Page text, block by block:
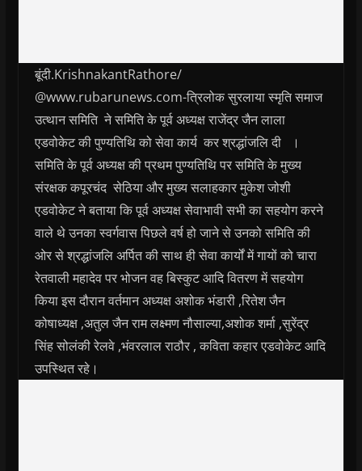
बूंदी.KrishnakantRathore/
@www.rubarunews.com-त्रिलोक सुरलाया स्मृति समाज
उत्थान समिति ने समिति के पूर्व अध्यक्ष राजेंद्र जैन लाला
एडवोकेट की पुण्यतिथि को सेवा कार्य कर श्रद्धांजलि दी ।
समिति के पूर्व अध्यक्ष की प्रथम पुण्यतिथि पर समिति के मुख्य
संरक्षक कपूरचंद सेठिया और मुख्य सलाहकार मुकेश जोशी
एडवोकेट ने बताया कि पूर्व अध्यक्ष सेवाभावी सभी का सहयोग करने
वाले थे उनका स्वर्गवास पिछले वर्ष हो जाने से उनको समिति की
ओर से श्रद्धांजलि अर्पित की साथ ही सेवा कार्यों में गायों को चारा
रेतवाली महादेव पर भोजन वह बिस्कुट आदि वितरण में सहयोग
किया इस दौरान वर्तमान अध्यक्ष अशोक भंडारी ,रितेश जैन
कोषाध्यक्ष ,अतुल जैन राम लक्ष्मण नौसाल्या,अशोक शर्मा ,सुरेंद्र
सिंह सोलंकी रेलवे ,भंवरलाल राठौर , कविता कहार एडवोकेट आदि
उपस्थित रहे।